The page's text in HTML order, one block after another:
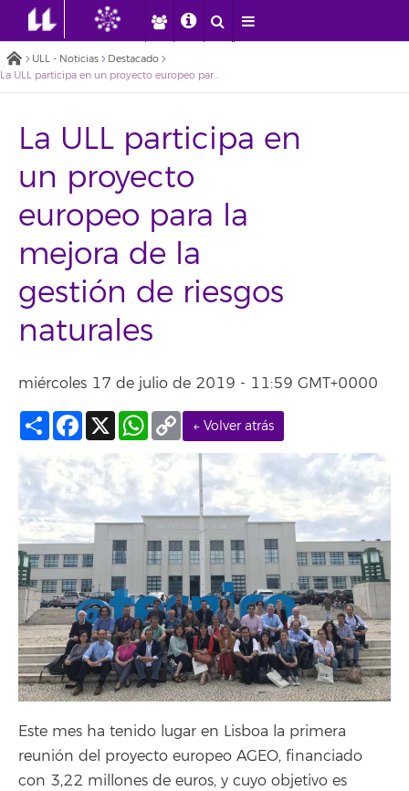
ULL - Noticias
Destacado
La ULL participa en un proyecto europeo para la mejora de la gestión de riesgos naturales
La ULL participa en
un proyecto
europeo para la
mejora de la
gestión de riesgos
naturales
miércoles 17 de julio de 2019 - 11:59 GMT+0000
← Volver atrás
Compartir
Facebook
X WhatsApp
Copy
Link
Este mes ha tenido lugar en Lisboa la primera
reunión del proyecto europeo AGEO, financiado
con 3,22 millones de euros, y cuyo objetivo es